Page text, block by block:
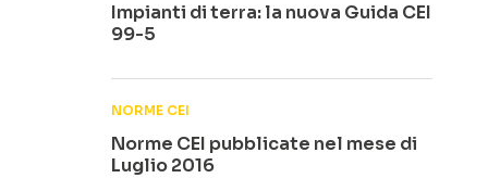
Impianti di terra: la nuova Guida CEI
99-5
NORME CEI
Norme CEI pubblicate nel mese di
Luglio 2016